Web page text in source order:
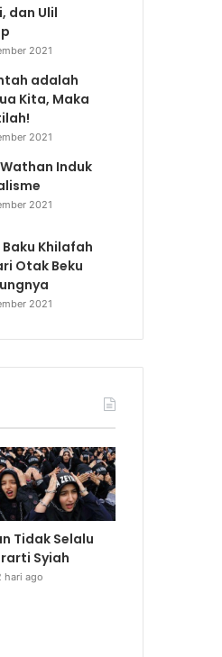
dan Ulil
2021
adalah
Kita, Maka
2021
Induk
2021
Khilafah
Otak Beku
2021
Tidak Selalu
Syiah
hari ago